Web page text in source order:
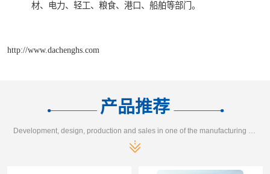
材、电力、轻工、粮食、港口、船舶等部门。
http://www.dachenghs.com
产品推荐
Development, design, production and sales in one of the manufacturing enterprises